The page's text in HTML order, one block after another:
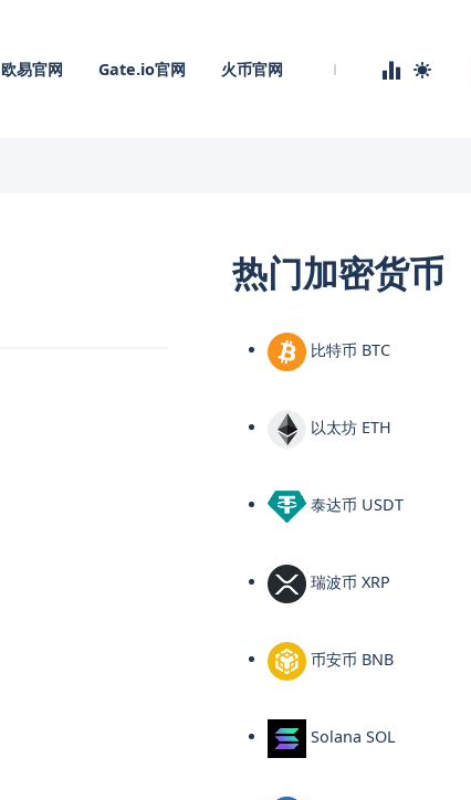
欧易官网 Gate.io官网 火币官网
热门加密货币
比特币 BTC
以太坊 ETH
泰达币 USDT
瑞波币 XRP
币安币 BNB
Solana SOL